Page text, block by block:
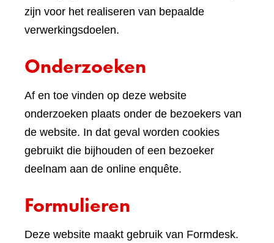
website)
zijn voor het realiseren van bepaalde
verwerkingsdoelen.
Onderzoeken
Af en toe vinden op deze website
onderzoeken plaats onder de bezoekers van
de website. In dat geval worden cookies
gebruikt die bijhouden of een bezoeker
deelnam aan de online enquête.
Formulieren
Deze website maakt gebruik van Formdesk.